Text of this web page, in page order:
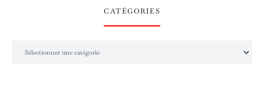
CATÉGORIES